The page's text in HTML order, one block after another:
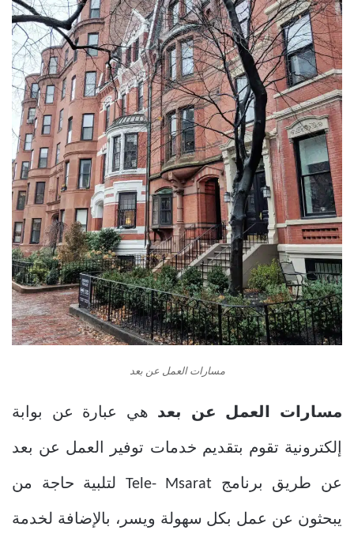
مسارات العمل عن بعد
مسارات العمل عن بعد هي عبارة عن بوابة
إلكترونية تقوم بتقديم خدمات توفير العمل عن بعد
عن طريق برنامج Tele- Msarat لتلبية حاجة من
يبحثون عن عمل بكل سهولة ويسر، بالإضافة لخدمة